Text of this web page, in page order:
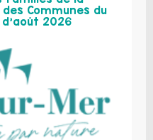
Communes du
2026